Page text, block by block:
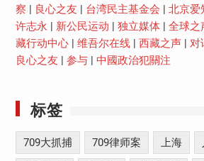
察
良心之友 台湾民主基金会 北京爱
许志永
新公民运动 独立媒体| 全球之
藏行动中心| 维吾尔在线| 西藏之声| 对
良心之友
参与| 中國政治犯關注
标签
709大抓捕 709律师案 上海